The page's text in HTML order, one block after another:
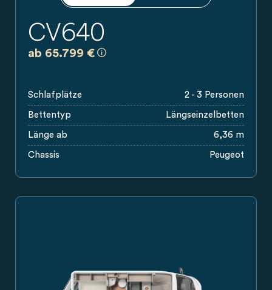
CV640
ab 65.799 €
Schlafplätze 2 - 3 Personen
Bettentyp Längseinzelbetten
Länge ab 6,36 m
Chassis Peugeot